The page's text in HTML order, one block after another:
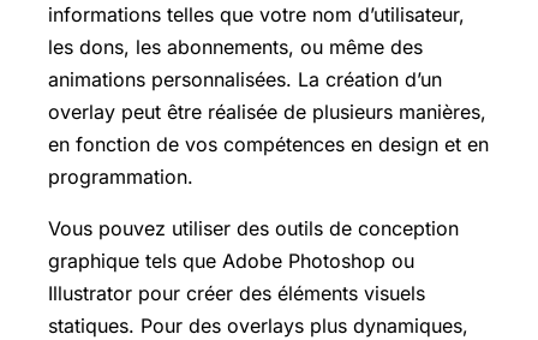
informations telles que votre nom d’utilisateur,
les dons, les abonnements, ou même des
animations personnalisées. La création d’un
overlay peut être réalisée de plusieurs manières,
en fonction de vos compétences en design et en
programmation.
Vous pouvez utiliser des outils de conception
graphique tels que Adobe Photoshop ou
Illustrator pour créer des éléments visuels
statiques. Pour des overlays plus dynamiques,